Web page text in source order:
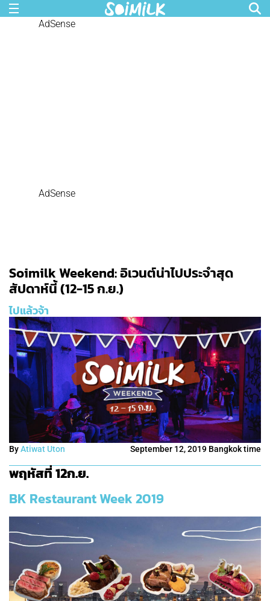
AdSense
AdSense
Soimilk Weekend: อิเวนต์น่าไปประจำสุด
สัปดาห์นี้ (12-15 ก.ย.)
ไปแล้วจ้า
ByAtiwat Uton September 12, 2019 Bangkok time
พฤหัสที่ 12ก.ย.
BK Restaurant Week 2019